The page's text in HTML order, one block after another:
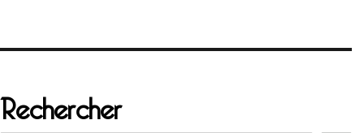
Rechercher